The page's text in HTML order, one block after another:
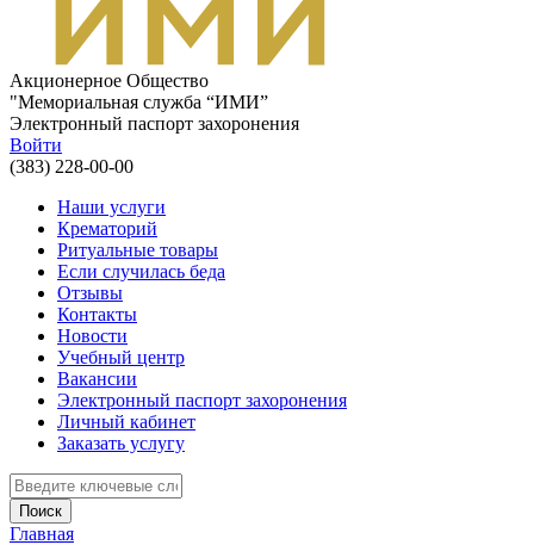
Акционерное Общество
"Мемориальная служба “ИМИ”
Электронный паспорт захоронения
Войти
(383) 228-00-00
Наши услуги
Крематорий
Ритуальные товары
Если случилась беда
Отзывы
Контакты
Новости
Учебный центр
Вакансии
Электронный паспорт захоронения
Личный кабинет
Заказать услугу
Введите ключевые слова для поиска
Главная